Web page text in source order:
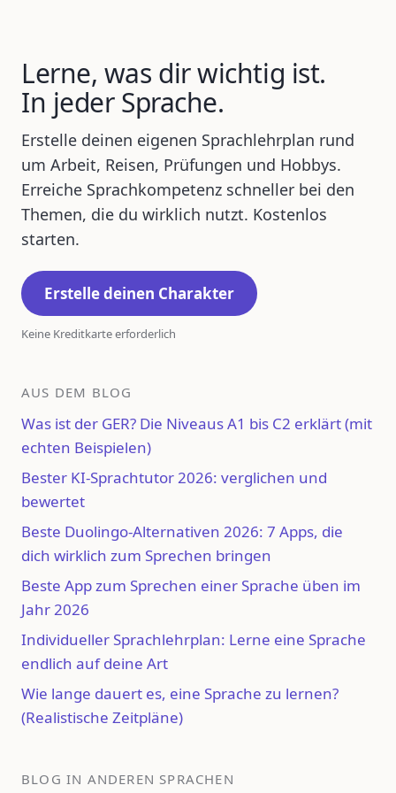
Lerne, was dir wichtig ist.
In jeder Sprache.
Erstelle deinen eigenen Sprachlehrplan rund
um Arbeit, Reisen, Prüfungen und Hobbys.
Erreiche Sprachkompetenz schneller bei den
Themen, die du wirklich nutzt. Kostenlos
starten.
Erstelle deinen Charakter
Keine Kreditkarte erforderlich
AUS DEM BLOG
Was ist der GER? Die Niveaus A1 bis C2 erklärt (mit
echten Beispielen)
Bester KI-Sprachtutor 2026: verglichen und
bewertet
Beste Duolingo-Alternativen 2026: 7 Apps, die
dich wirklich zum Sprechen bringen
Beste App zum Sprechen einer Sprache üben im
Jahr 2026
Individueller Sprachlehrplan: Lerne eine Sprache
endlich auf deine Art
Wie lange dauert es, eine Sprache zu lernen?
(Realistische Zeitpläne)
BLOG IN ANDEREN SPRACHEN